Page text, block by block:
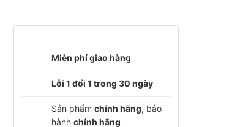
Miễn phí giao hàng
Lỗi 1 đổi 1 trong 30 ngày
Sản phẩm chính hãng, bảo
hành chính hãng